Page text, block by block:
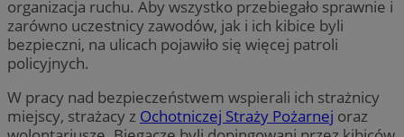
organizacja ruchu. Aby wszystko przebiegało sprawnie i
zarówno uczestnicy zawodów, jak i ich kibice byli
bezpieczni, na ulicach pojawiło się więcej patroli
policyjnych.
W pracy nad bezpieczeństwem wspierali ich strażnicy
miejscy, strażacy z Ochotniczej Straży Pożarnej oraz